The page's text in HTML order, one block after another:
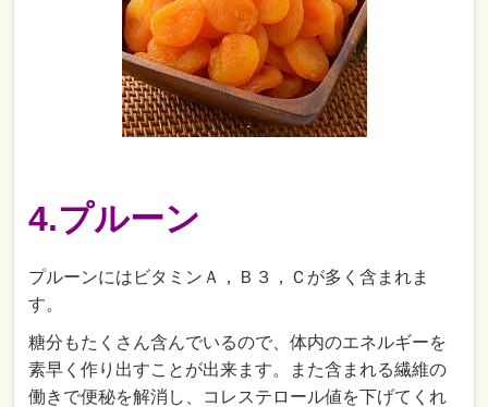
4.プルーン
プルーンにはビタミンＡ，Ｂ３，Ｃが多く含まれま
す。
糖分もたくさん含んでいるので、体内のエネルギーを
素早く作り出すことが出来ます。また含まれる繊維の
働きで便秘を解消し、コレステロール値を下げてくれ